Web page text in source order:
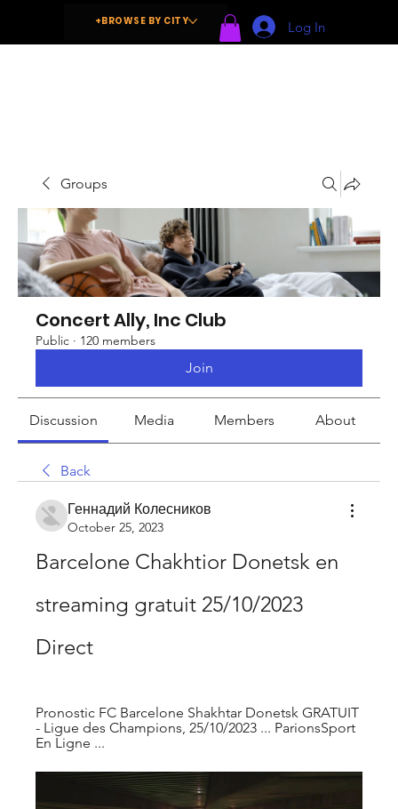
+BROWSE BY CITY Log In
Groups
Concert Ally, Inc Club
Public · 120 members
Join
Discussion Media Members About
Back
Геннадий Колесников
October 25, 2023
Barcelone Chakhtior Donetsk en
streaming gratuit 25/10/2023
Direct
Pronostic FC Barcelone Shakhtar Donetsk GRATUIT
- Ligue des Champions, 25/10/2023 ... ParionsSport
En Ligne ...